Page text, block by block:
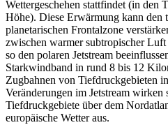
Wettergeschehen stattfindet (in den
Höhe). Diese Erwärmung kann den
planetarischen Frontalzone
zwischen warmer subtropischer
so den polaren Jetstream
Starkwindband in rund 8 bis 12
Zugbahnen von Tiefdruckgebieten
Veränderungen im Jetstream
Tiefdruckgebiete über dem
europäische Wetter aus.